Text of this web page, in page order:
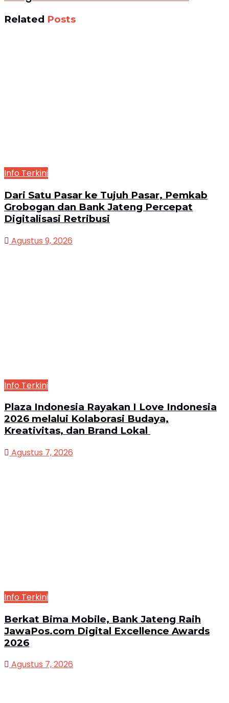
Related Posts
Info Terkini
Dari Satu Pasar ke Tujuh Pasar, Pemkab
Grobogan dan Bank Jateng Percepat
Digitalisasi Retribusi
Agustus 9, 2026
Info Terkini
Plaza Indonesia Rayakan I Love Indonesia
2026 melalui Kolaborasi Budaya,
Kreativitas, dan Brand Lokal
Agustus 7, 2026
Info Terkini
Berkat Bima Mobile, Bank Jateng Raih
JawaPos.com Digital Excellence Awards
2026
Agustus 7, 2026